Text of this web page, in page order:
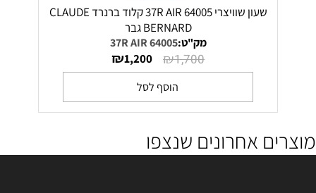
שעון שוויצרי 64005 37R AIR קלוד ברנרד CLAUDE
BERNARD גבר
מק"ט:64005 37R AIR
₪1,700
₪1,200
הוסף לסל
מוצרים אחרונים שנצפו